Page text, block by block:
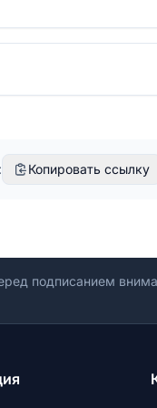
Копировать ссылку
подписанием